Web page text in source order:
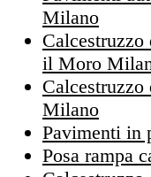
Milano
il Moro
Calcestruzzo
Milano
Pavimenti in
Posa rampa